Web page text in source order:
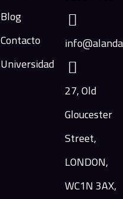
Blog
Contacto
Universidad
27, Old
Gloucester
Street,
LONDON,
WC1N 3AX,